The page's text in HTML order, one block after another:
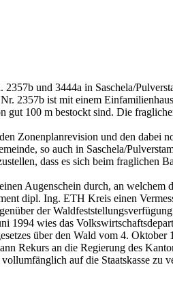
und 3444a in Saschela/
2357b ist mit einem
gut 100 m bestockt sind. Die
Zonenplanrevision und den dabei
so auch in Saschela/
dass es sich beim fraglichen
Augenschein durch, an
dipl. Ing. ETH Kreis einen
der
1994 wies das
über den Wald vom 4. Oktober
Rekurs an die Regierung des
auf die Staatskasse zu